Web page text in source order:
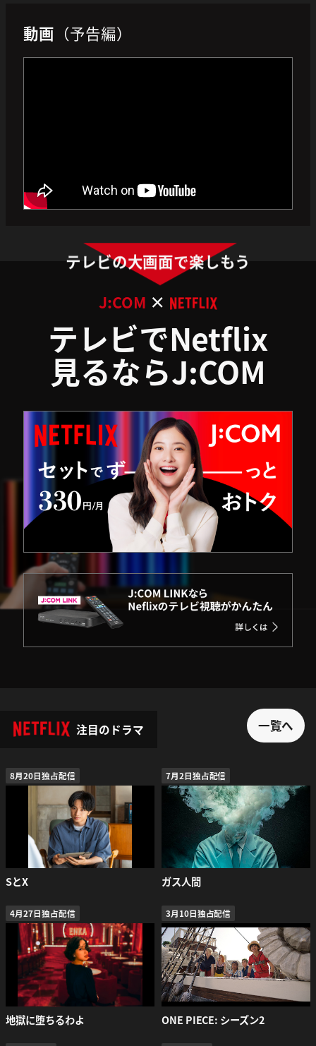
動画 （予告編）
テレビの大画面で楽しもう
J:COM ×
テレビでNetflix
見るならJ:COM
注目のドラマ 一覧へ
8月20日独占配信
SとX
7月2日独占配信
ガス人間
4月27日独占配信
地獄に堕ちるわよ
3月10日独占配信
ONE PIECE: シーズン2